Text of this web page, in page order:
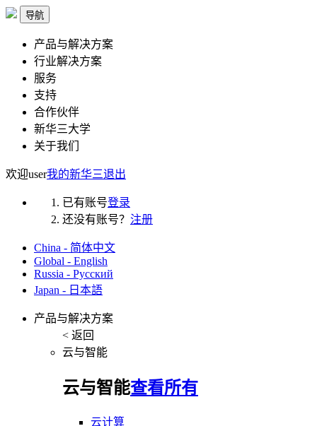
导航
产品与解决方案
行业解决方案
服务
支持
合作伙伴
新华三大学
关于我们
欢迎user我的新华三退出
已有账号登录
还没有账号？ 注册
China - 简体中文
Global - English
Russia - Русский
Japan - 日本語
产品与解决方案
< 返回
云与智能
云与智能查看所有
云计算